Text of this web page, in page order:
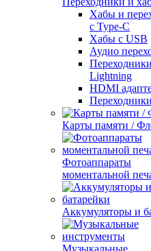
Хабы и
с Type-C
Хабы с USB
Аудио
Переходники
Lightning
HDMI
Переходники
Карты памяти /
Фотоаппараты
моментальной
Аккумуляторы и
Музыкальные